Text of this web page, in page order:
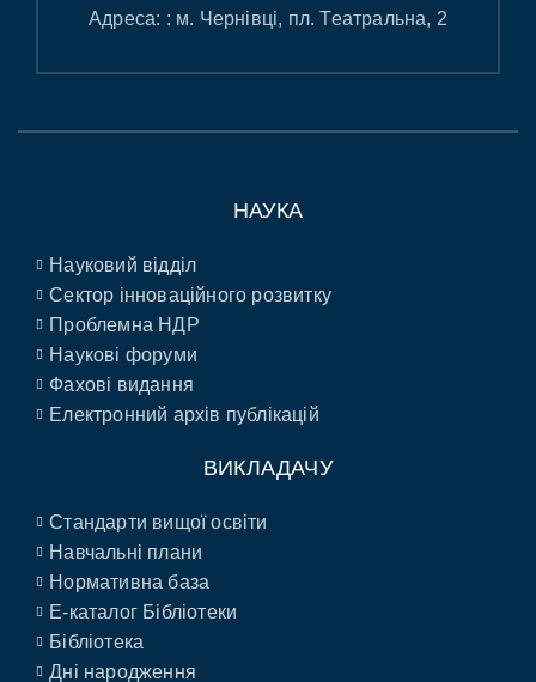
Адреса: : м. Чернівці, пл. Театральна, 2
НАУКА
Науковий відділ
Сектор інноваційного розвитку
Проблемна НДР
Наукові форуми
Фахові видання
Електронний архів публікацій
ВИКЛАДАЧУ
Стандарти вищої освіти
Навчальні плани
Нормативна база
E-каталог Бібліотеки
Бібліотека
Дні народження